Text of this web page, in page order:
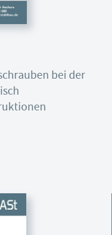
bei der